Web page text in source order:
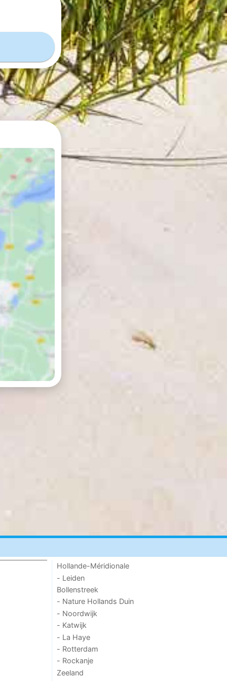
Hollande-Méridionale
- Leiden
Bollenstreek
- Nature Hollands Duin
- Noordwijk
- Katwijk
- La Haye
- Rotterdam
- Rockanje
Zeeland